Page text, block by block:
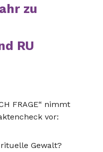
zu
RU
FRAGE“ nimmt
vor:
Gewalt?